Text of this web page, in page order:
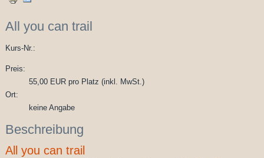
All you can trail
Kurs-Nr.:
Preis:
55,00 EUR pro Platz (inkl. MwSt.)
Ort:
keine Angabe
Beschreibung
All you can trail